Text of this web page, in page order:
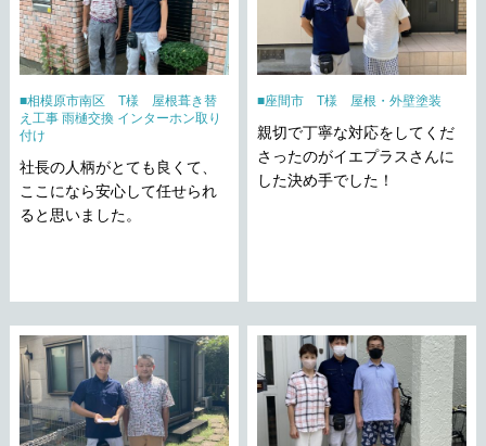
相模原市南区 T様 屋根葺き替
え工事 雨樋交換 インターホン取り
付け
社長の人柄がとても良くて、
ここになら安心して任せられ
ると思いました。
座間市 T様 屋根・外壁塗装
親切で丁寧な対応をしてくだ
さったのがイエプラスさんに
した決め手でした！